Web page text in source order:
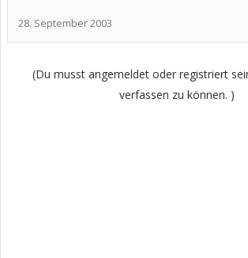
28. September 2003
(Du musst angemeldet oder registriert
verfassen zu können. )